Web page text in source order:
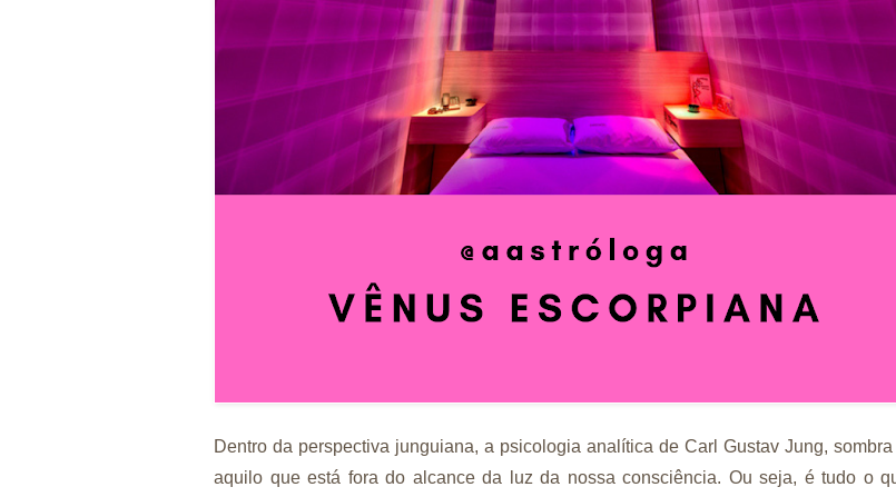
Dentro da perspectiva junguiana, a psicologia analítica de Carl Gustav Jung,
aquilo que está fora do alcance da luz da nossa consciência. Ou seja, é tudo o